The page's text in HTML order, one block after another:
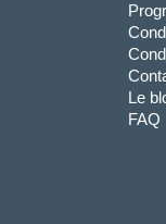
Le
FAQ